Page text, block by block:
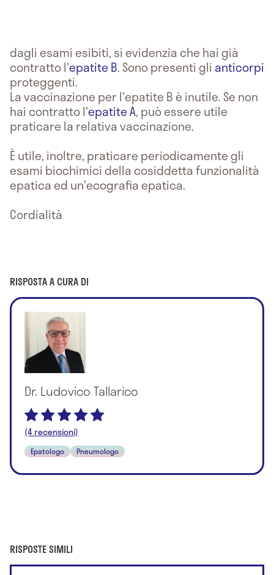
dagli esami esibiti, si evidenzia che hai già
contratto l'epatite B. Sono presenti gli anticorpi
proteggenti.
La vaccinazione per l'epatite B è inutile. Se non
hai contratto l'epatite A, può essere utile
praticare la relativa vaccinazione.
È utile, inoltre, praticare periodicamente gli
esami biochimici della cosiddetta funzionalità
epatica ed un'ecografia epatica.
Cordialità
RISPOSTA A CURA DI
Dr. Ludovico Tallarico
(4 recensioni)
Epatologo Pneumologo
RISPOSTE SIMILI